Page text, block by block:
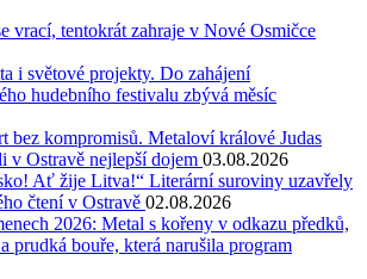
vrací, tentokrát zahraje v Nové Osmičce
i světové projekty. Do zahájení
hudebního festivalu zbývá měsíc
bez kompromisů. Metaloví králové Judas
v Ostravě nejlepší dojem 03.08.2026
Ať žije Litva!“ Literární suroviny uzavřely
čtení v Ostravě 02.08.2026
2026: Metal s kořeny v odkazu předků,
prudká bouře, která narušila program